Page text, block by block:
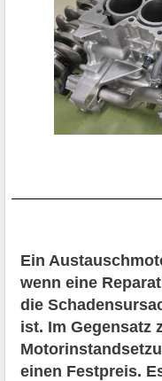
Ein
wenn eine
die
ist. Im Gegensatz
einen Festpreis.